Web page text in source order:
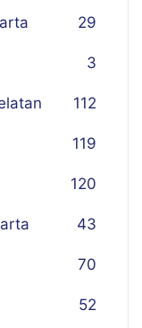
29
3
112
119
120
43
70
52